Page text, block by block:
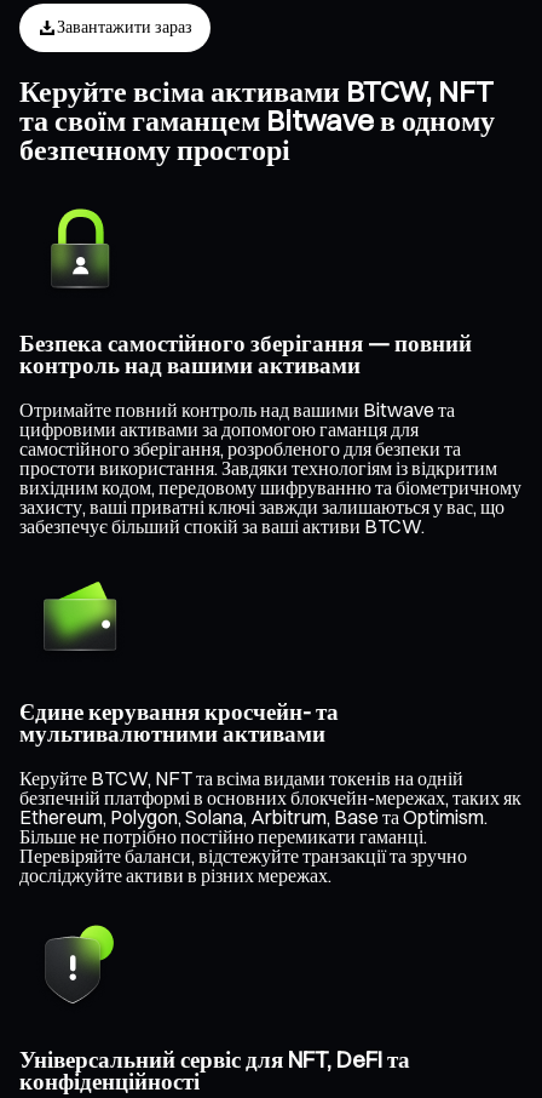
Завантажити зараз
Керуйте всіма активами BTCW, NFT
та своїм гаманцем Bitwave в одному
безпечному просторі
Безпека самостійного зберігання — повний
контроль над вашими активами
Отримайте повний контроль над вашими Bitwave та
цифровими активами за допомогою гаманця для
самостійного зберігання, розробленого для безпеки та
простоти використання. Завдяки технологіям із відкритим
вихідним кодом, передовому шифруванню та біометричному
захисту, ваші приватні ключі завжди залишаються у вас, що
забезпечує більший спокій за ваші активи BTCW.
Єдине керування кросчейн- та
мультивалютними активами
Керуйте BTCW, NFT та всіма видами токенів на одній
безпечній платформі в основних блокчейн-мережах, таких як
Ethereum, Polygon, Solana, Arbitrum, Base та Optimism.
Більше не потрібно постійно перемикати гаманці.
Перевіряйте баланси, відстежуйте транзакції та зручно
досліджуйте активи в різних мережах.
Універсальний сервіс для NFT, DeFi та
конфіденційності